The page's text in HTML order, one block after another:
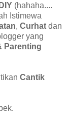
DIY (hahaha....
Istimewa
, Curhat dan
yang
Parenting
Cantik